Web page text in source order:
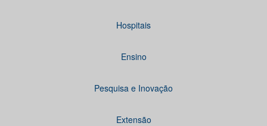
Hospitais
Ensino
Pesquisa e Inovação
Extensão